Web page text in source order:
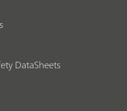
DataSheets